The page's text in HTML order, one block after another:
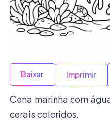
Baixar Imprimir
Cena marinha com
corais coloridos.